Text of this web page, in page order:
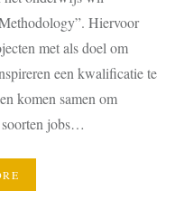
Hiervoor
met als doel om
een kwalificatie te
komen samen om
soorten jobs…